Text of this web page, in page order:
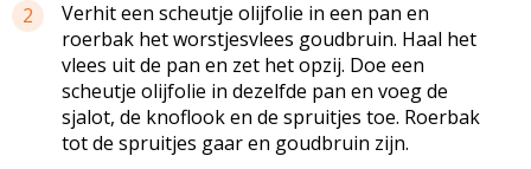
2
Verhit een scheutje olijfolie in een pan en
roerbak het worstjesvlees goudbruin. Haal het
vlees uit de pan en zet het opzij. Doe een
scheutje olijfolie in dezelfde pan en voeg de
sjalot, de knoflook en de spruitjes toe. Roerbak
tot de spruitjes gaar en goudbruin zijn.